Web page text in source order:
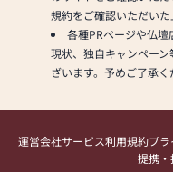
規約をご確認いただいた
各種PRページや仏
現状、独自キャンペー
ざいます。予めご了承く
運営会社サービス利用規約プ
提携